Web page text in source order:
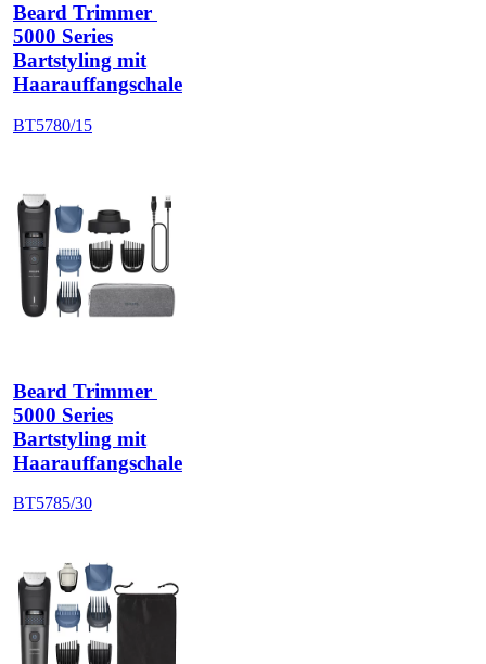
Beard Trimmer
5000 Series
Bartstyling mit
Haarauffangschale
BT5780/15
Beard Trimmer
5000 Series
Bartstyling mit
Haarauffangschale
BT5785/30